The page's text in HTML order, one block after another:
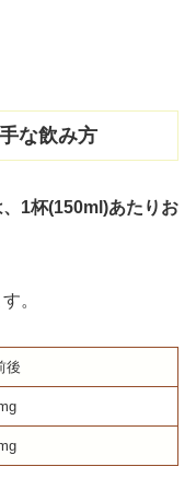
な飲み方
1杯(150ml)あたりお
。
後